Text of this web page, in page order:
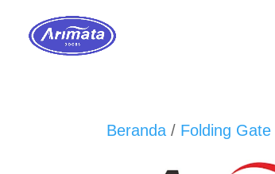
Beranda / Folding Gate